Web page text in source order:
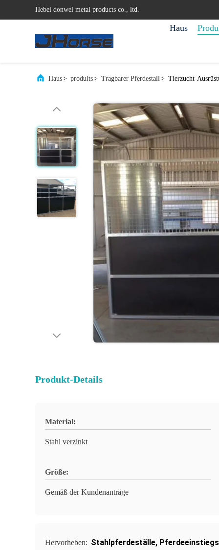
Hebei donwel metal products co., ltd.
Haus
Haus> produits> Tragbarer Pferdestall> Tierzucht-
Produkt-Details
Material:
Stahl verzinkt
Größe:
Gemäß der Kundenanträge
Hervorheben: Stahlpferdeställe,